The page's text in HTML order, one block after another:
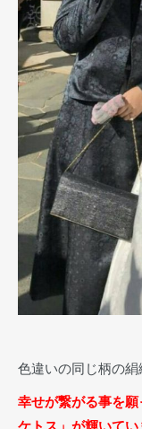
色違いの同じ柄の絹
幸せが繋がる事を